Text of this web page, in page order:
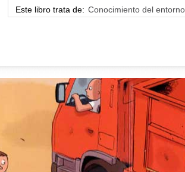
Este libro trata de: Conocimiento del